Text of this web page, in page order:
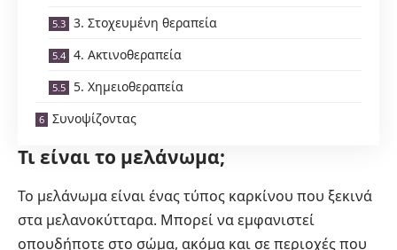
3. Στοχευμένη θεραπεία
4. Ακτινοθεραπεία
5. Χημειοθεραπεία
Συνοψίζοντας
Τι είναι το μελάνωμα;
Το μελάνωμα είναι ένας τύπος καρκίνου που ξεκινά
στα μελανοκύτταρα. Μπορεί να εμφανιστεί
οπουδήποτε στο σώμα, ακόμα και σε περιοχές που